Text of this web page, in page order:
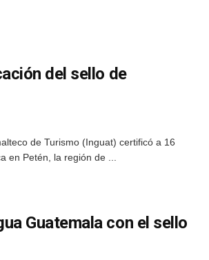
del sello de
de Turismo (Inguat) certificó a 16
en Petén, la región de ...
Guatemala con el sello